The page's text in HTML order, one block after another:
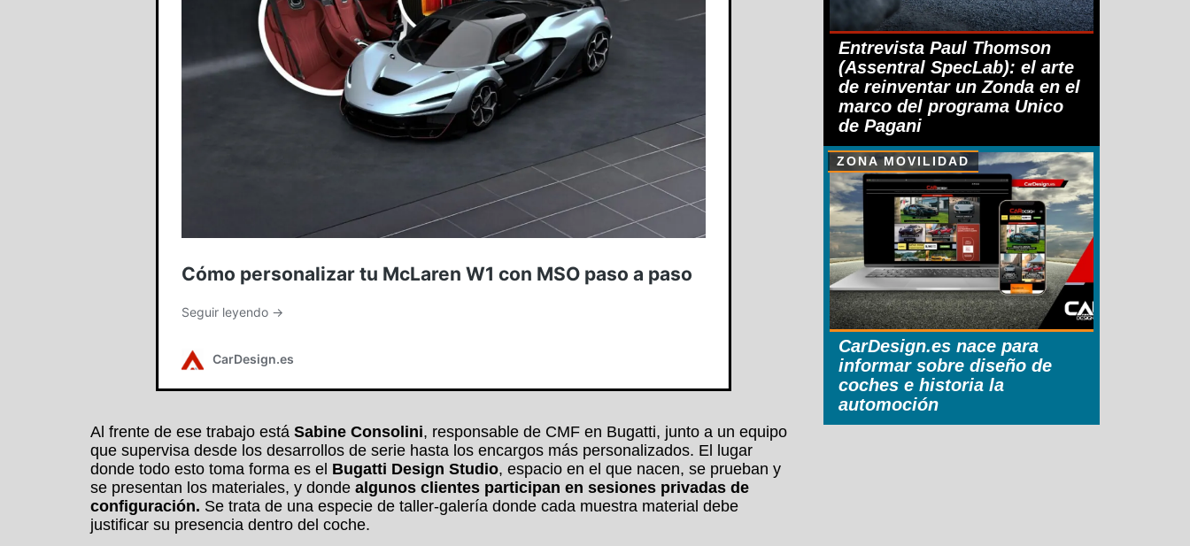
Al frente de ese trabajo está Sabine Consolini, responsable de CMF en Bugatti, junto a un equipo
que supervisa desde los desarrollos de serie hasta los encargos más personalizados. El lugar
donde todo esto toma forma es el Bugatti Design Studio, espacio en el que nacen, se prueban y
se presentan los materiales, y donde algunos clientes participan en sesiones privadas de
configuración. Se trata de una especie de taller-galería donde cada muestra material debe
justificar su presencia dentro del coche.
Entrevista Paul Thomson
(Assentral SpecLab): el arte
de reinventar un Zonda en el
marco del programa Unico
de Pagani
ZONA MOVILIDAD
CarDesign.es nace para
informar sobre diseño de
coches e historia la
automoción